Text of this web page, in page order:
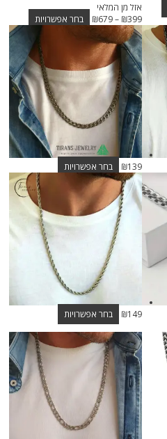
אזל מן המלאי
₪399
–
₪679 בחר אפשרויות
₪139 בחר אפשרויות
₪149 בחר אפשרויות